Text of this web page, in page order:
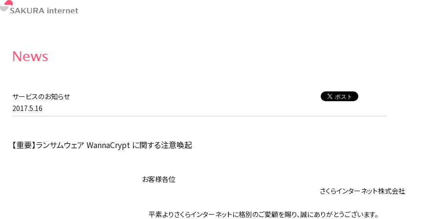
News
サービスのお知らせ
2017.5.16
【重要】ランサムウェア WannaCrypt に関する注意喚起
お客様各位
さくらインターネット株式会社
平素よりさくらインターネットに格別のご愛顧を賜り、誠にありがとうございます。